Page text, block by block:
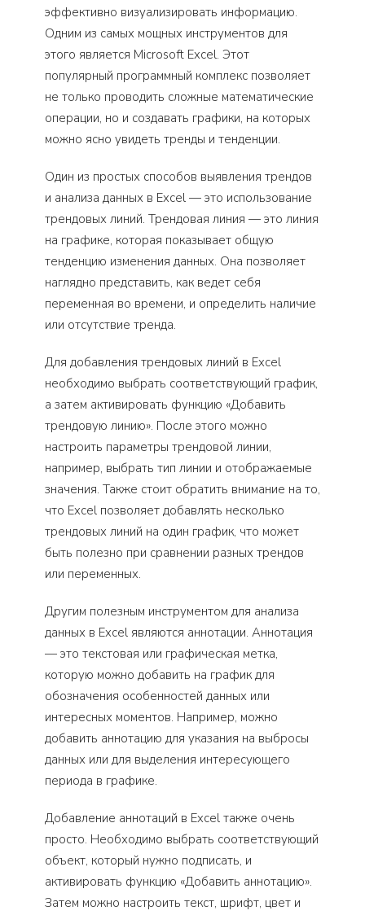
эффективно визуализировать информацию.
Одним из самых мощных инструментов для
этого является Microsoft Excel. Этот
популярный программный комплекс позволяет
не только проводить сложные математические
операции, но и создавать графики, на которых
можно ясно увидеть тренды и тенденции.
Один из простых способов выявления трендов
и анализа данных в Excel — это использование
трендовых линий. Трендовая линия — это линия
на графике, которая показывает общую
тенденцию изменения данных. Она позволяет
наглядно представить, как ведет себя
переменная во времени, и определить наличие
или отсутствие тренда.
Для добавления трендовых линий в Excel
необходимо выбрать соответствующий график,
а затем активировать функцию «Добавить
трендовую линию». После этого можно
настроить параметры трендовой линии,
например, выбрать тип линии и отображаемые
значения. Также стоит обратить внимание на то,
что Excel позволяет добавлять несколько
трендовых линий на один график, что может
быть полезно при сравнении разных трендов
или переменных.
Другим полезным инструментом для анализа
данных в Excel являются аннотации. Аннотация
— это текстовая или графическая метка,
которую можно добавить на график для
обозначения особенностей данных или
интересных моментов. Например, можно
добавить аннотацию для указания на выбросы
данных или для выделения интересующего
периода в графике.
Добавление аннотаций в Excel также очень
просто. Необходимо выбрать соответствующий
объект, который нужно подписать, и
активировать функцию «Добавить аннотацию».
Затем можно настроить текст, шрифт, цвет и